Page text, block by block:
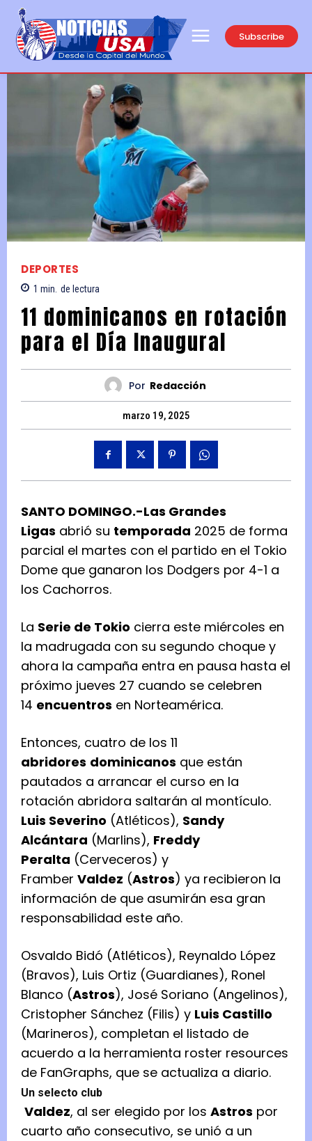
Subscribe
DEPORTES
1 min. de lectura
11 dominicanos en rotación
para el Día Inaugural
Por Redacción
marzo 19, 2025
SANTO DOMINGO.-Las Grandes
Ligas abrió su temporada 2025 de forma
parcial el martes con el partido en el Tokio
Dome que ganaron los Dodgers por 4-1 a
los Cachorros.
La Serie de Tokio cierra este miércoles en
la madrugada con su segundo choque y
ahora la campaña entra en pausa hasta el
próximo jueves 27 cuando se celebren
14 encuentros en Norteamérica.
Entonces, cuatro de los 11
abridores dominicanos que están
pautados a arrancar el curso en la
rotación abridora saltarán al montículo.
Luis Severino (Atléticos), Sandy
Alcántara (Marlins), Freddy
Peralta (Cerveceros) y
Framber Valdez (Astros) ya recibieron la
información de que asumirán esa gran
responsabilidad este año.
Osvaldo Bidó (Atléticos), Reynaldo López
(Bravos), Luis Ortiz (Guardianes), Ronel
Blanco (Astros), José Soriano (Angelinos),
Cristopher Sánchez (Filis) y Luis Castillo
(Marineros), completan el listado de
acuerdo a la herramienta roster resources
de FanGraphs, que se actualiza a diario.
Un selecto club
Valdez, al ser elegido por los Astros por
cuarto año consecutivo, se unió a un